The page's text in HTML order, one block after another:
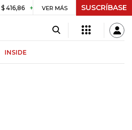
+$ 0,05 +0,01% BITCOIN US$
VER MÁS SUSCRÍBASE
INSIDE